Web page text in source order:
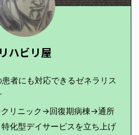
リハビリ屋
者にも対応できるゼネラリス
リニック→回復期病棟→通所
化型デイサービスを立ち上げ